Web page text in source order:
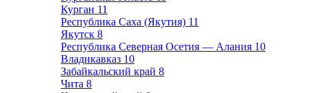
Курган 11
Республика Саха (Якутия) 11
Якутск 8
Республика Северная Осетия — Алания 10
Владикавказ 10
Забайкальский край 8
Чита 8